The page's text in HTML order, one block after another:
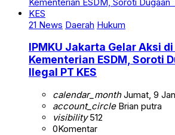
21 News Daerah Hukum
IPMKU Jakarta Gelar Aksi
Kementerian ESDM, Soroti
Ilegal PT KES
calendar_monthJumat, 9
account_circleBrian putra
visibility512
0Komentar